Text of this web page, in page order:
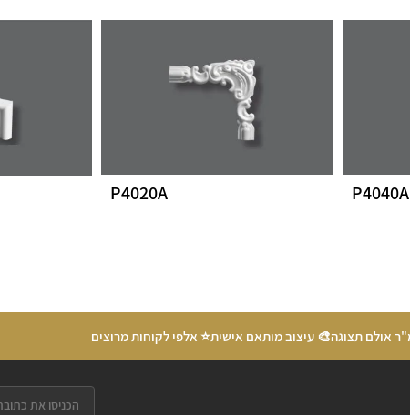
P4040A
P4020A
🎨 עיצוב מותאם אישית⭐ אלפי לקוחות מרוצים